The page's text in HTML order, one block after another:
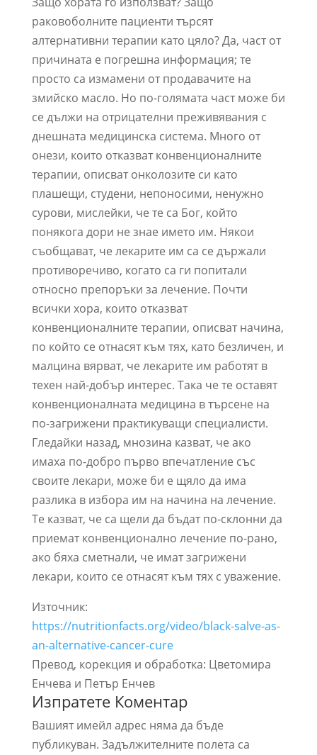
раковоболните пациенти търсят
алтернативни терапии като цяло? Да, част от
причината е погрешна информация; те
просто са измамени от продавачите на
змийско масло. Но по-голямата част може би
се дължи на отрицателни преживявания с
днешната медицинска система. Много от
онези, които отказват конвенционалните
терапии, описват онколозите си като
плашещи, студени, непоносими, ненужно
сурови, мислейки, че те са Бог, който
понякога дори не знае името им. Някои
съобщават, че лекарите им са се държали
противоречиво, когато са ги попитали
относно препоръки за лечение. Почти
всички хора, които отказват
конвенционалните терапии, описват начина,
по който се отнасят към тях, като безличен, и
малцина вярват, че лекарите им работят в
техен най-добър интерес. Така че те оставят
конвенционалната медицина в търсене на
по-загрижени практикуващи специалисти.
Гледайки назад, мнозина казват, че ако
имаха по-добро първо впечатление със
своите лекари, може би е щяло да има
разлика в избора им на начина на лечение.
Те казват, че са щели да бъдат по-склонни да
приемат конвенционално лечение по-рано,
ако бяха сметнали, че имат загрижени
лекари, които се отнасят към тях с уважение.
Източник:
https://nutritionfacts.org/video/black-salve-as-
an-alternative-cancer-cure
Превод, корекция и обработка: Цветомира
Енчева и Петър Енчев
Изпратете Коментар
Вашият имейл адрес няма да бъде
публикуван. Задължителните полета са